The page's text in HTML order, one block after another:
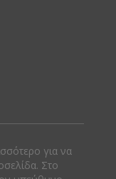
για να
Στο